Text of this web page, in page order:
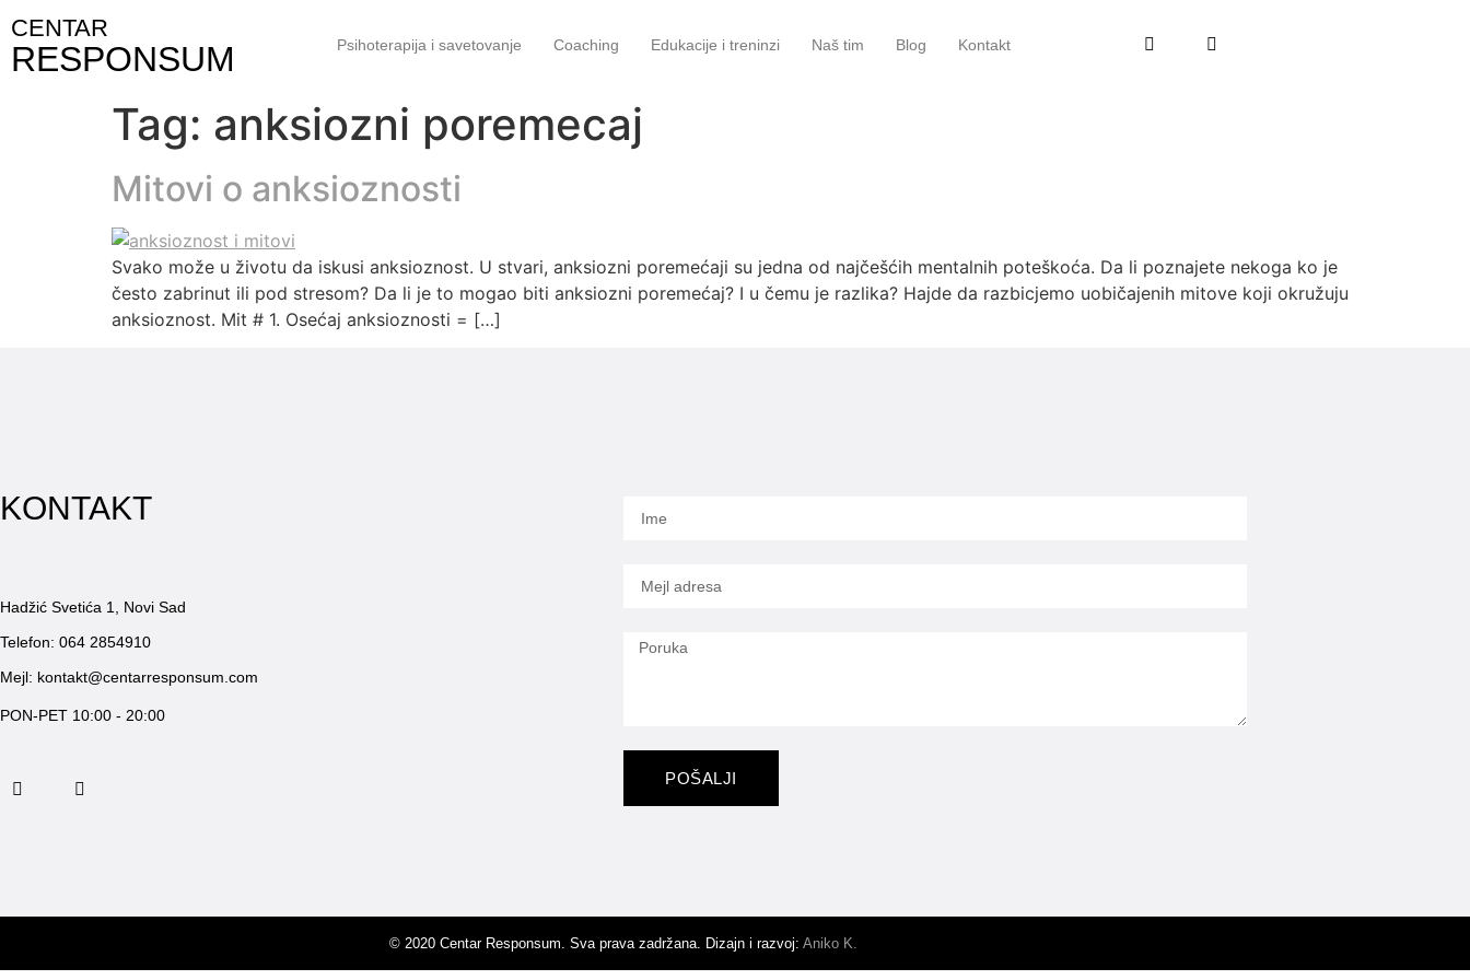
CENTAR
RESPONSUM Psihoterapija i savetovanje Coaching Edukacije i treninzi Naš tim Blog Kontakt
Tag: anksiozni poremecaj
Mitovi o anksioznosti
Svako može u životu da iskusi anksioznost. U stvari, anksiozni poremećaji su jedna od najčešćih mentalnih poteškoća. Da li poznajete nekoga ko je
često zabrinut ili pod stresom? Da li je to mogao biti anksiozni poremećaj? I u čemu je razlika? Hajde da razbicjemo uobičajenih mitove koji okružuju
anksioznost. Mit # 1. Osećaj anksioznosti = […]
KONTAKT
Hadžić Svetića 1, Novi Sad
Telefon: 064 2854910
Mejl: kontakt@centarresponsum.com
PON-PET 10:00 - 20:00
POŠALJI
© 2020 Centar Responsum. Sva prava zadržana. Dizajn i razvoj: Aniko K.